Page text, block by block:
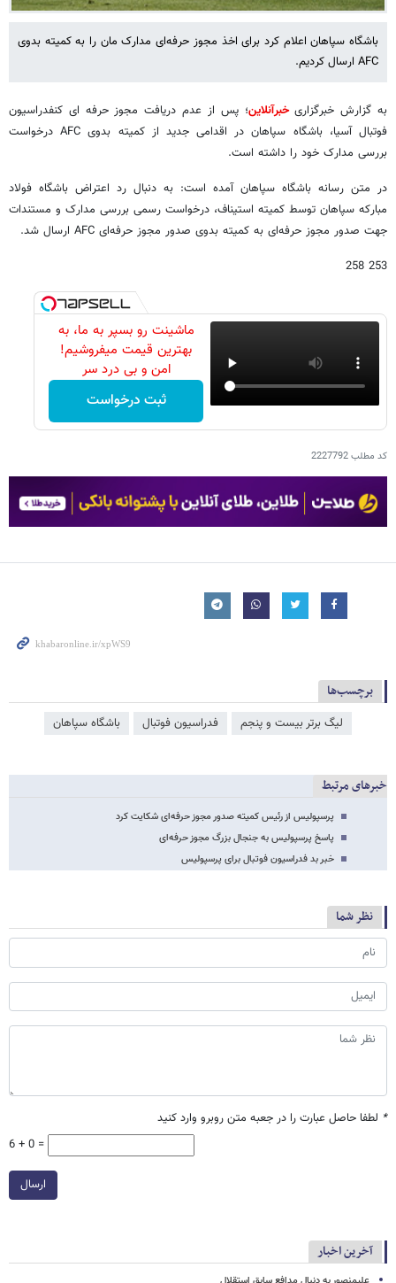
باشگاه سپاهان اعلام کرد برای اخذ مجوز حرفه‌ای مدارک مان را به کمیته بدوی
AFC ارسال کردیم.
به گزارش خبرگزاریخبرآنلاین؛ پس از عدم دریافت مجوز حرفه ای کنفدراسیون
فوتبال آسیا، باشگاه سپاهان در اقدامی جدید از کمیته بدوی AFC درخواست
بررسی مدارک خود را داشته است.
در متن رسانه باشگاه سپاهان آمده است: به دنبال رد اعتراض باشگاه فولاد
مبارکه سپاهان توسط کمیته استیناف، درخواست رسمی بررسی مدارک و مستندات
جهت صدور مجوز حرفه‌ای به کمیته بدوی صدور مجوز حرفه‌ای AFC ارسال شد.
253 258
ماشینت رو بسپر به ما، به
بهترین قیمت میفروشیم!
امن و بی درد سر
ثبت درخواست
کد مطلب2227792
برچسب‌ها
لیگ برتر بیست و پنجم فدراسیون فوتبال باشگاه سپاهان
خبرهای مرتبط
پرسپولیس از رئیس کمیته صدور مجوز حرفه‌ای شکایت کرد
پاسخ پرسپولیس به جنجال بزرگ مجوز حرفه‌ای
خبر بد فدراسیون فوتبال برای پرسپولیس
نظر شما
* لطفا حاصل عبارت را در جعبه متن روبرو وارد کنید
6 + 0 =
ارسال
آخرین اخبار